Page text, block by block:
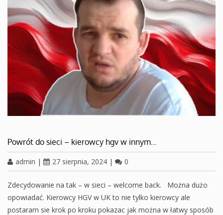
Powrót do sieci – kierowcy hgv w innym…
admin | 27 sierpnia, 2024 | 0
Zdecydowanie na tak – w sieci – welcome back. Można dużo
opowiadać. Kierowcy HGV w UK to nie tylko kierowcy ale
postaram sie krok po kroku pokazac jak można w łatwy sposób